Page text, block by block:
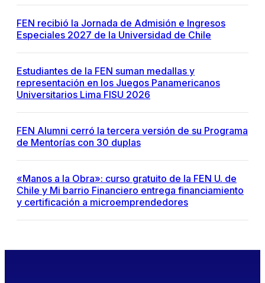
FEN recibió la Jornada de Admisión e Ingresos
Especiales 2027 de la Universidad de Chile
Estudiantes de la FEN suman medallas y
representación en los Juegos Panamericanos
Universitarios Lima FISU 2026
FEN Alumni cerró la tercera versión de su Programa
de Mentorías con 30 duplas
«Manos a la Obra»: curso gratuito de la FEN U. de
Chile y Mi barrio Financiero entrega financiamiento
y certificación a microemprendedores